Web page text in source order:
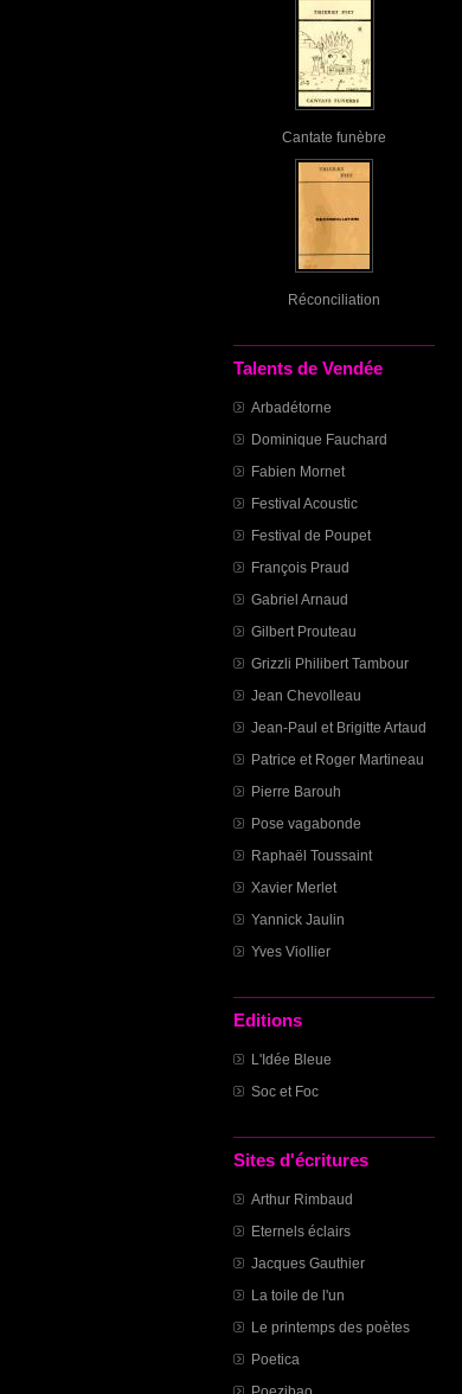
Cantate funèbre
Réconciliation
Talents de Vendée
Arbadétorne
Dominique Fauchard
Fabien Mornet
Festival Acoustic
Festival de Poupet
François Praud
Gabriel Arnaud
Gilbert Prouteau
Grizzli Philibert Tambour
Jean Chevolleau
Jean-Paul et Brigitte Artaud
Patrice et Roger Martineau
Pierre Barouh
Pose vagabonde
Raphaël Toussaint
Xavier Merlet
Yannick Jaulin
Yves Viollier
Editions
L'Idée Bleue
Soc et Foc
Sites d'écritures
Arthur Rimbaud
Eternels éclairs
Jacques Gauthier
La toile de l'un
Le printemps des poètes
Poetica